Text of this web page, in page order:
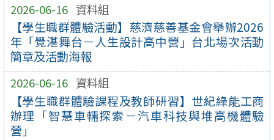
2026-06-16 資料組
【學生職群體驗活動】慈濟慈善基金會舉辦2026
年「覺湛舞台－人生設計高中營」台北場次活動
簡章及活動海報
2026-06-16 資料組
【學生職群體驗課程及教師研習】世紀綠能工商
辦理「智慧車輛探索－汽車科技與堆高機體驗
營」